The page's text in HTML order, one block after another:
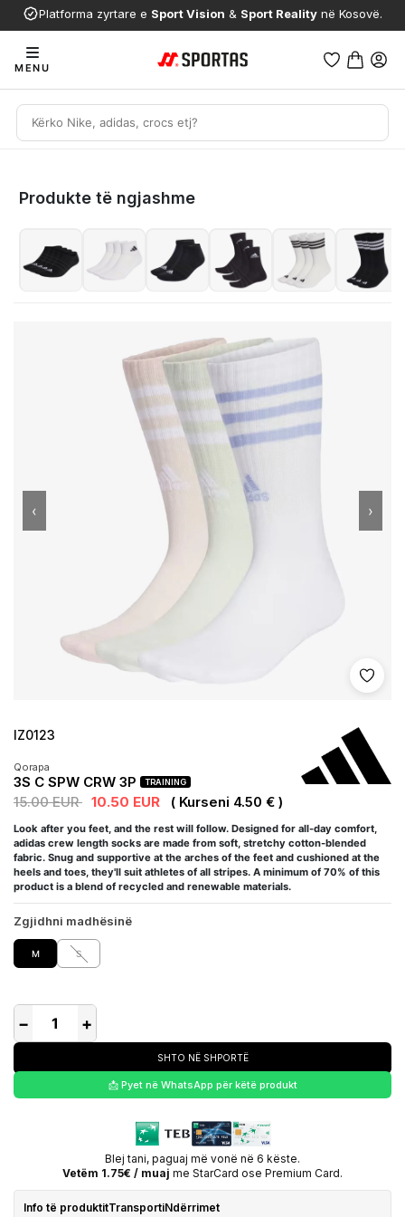
Platforma zyrtare e Sport Vision & Sport Reality në Kosovë.
MENU
Produkte të ngjashme
Shto
‹ ›
IZ0123
Qorapa
3S C SPW CRW 3P TRAINING
15.00 EUR 10.50 EUR ( Kurseni 4.50 € )
Look after you feet, and the rest will follow. Designed for all-day comfort,
adidas crew length socks are made from soft, stretchy cotton-blended
fabric. Snug and supportive at the arches of the feet and cushioned at the
heels and toes, they'll suit athletes of all stripes. A minimum of 70% of this
product is a blend of recycled and renewable materials.
Zgjidhni madhësinë
M S
− +
SHTO NË SHPORTË
📩 Pyet në WhatsApp për këtë produkt
Blej tani, paguaj më vonë në 6 këste.
Vetëm 1.75€ / muaj me StarCard ose Premium Card.
Info të produktitTransportiNdërrimet